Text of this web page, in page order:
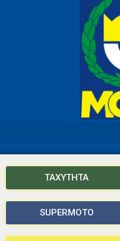
ΤΑΧΥΤΗΤΑ
SUPERMOTO